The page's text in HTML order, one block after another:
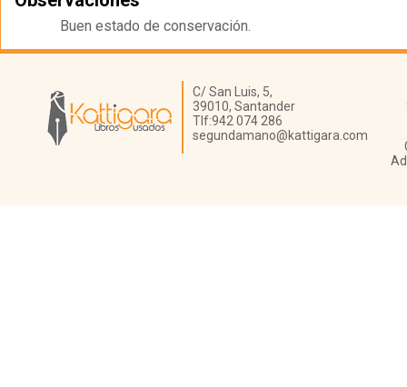
Buen estado de conservación.
Librería Kattigara
C/ San Luis, 5,
39010, Santander
Tlf:942 074 286
segundamano@kattigara.com